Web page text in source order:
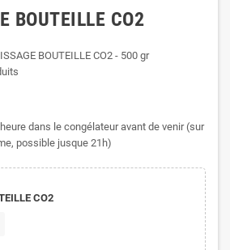
BOUTEILLE CO2
BOUTEILLE CO2 - 500 gr
dans le congélateur avant de venir (sur
possible jusque 21h)
CO2